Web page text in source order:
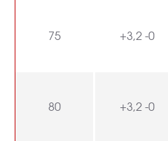
75 +3,2 -0
80 +3,2 -0